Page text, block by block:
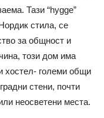
Тази “hygge”
стила, се
за общност и
този дом има
хостел- големи общи
стени, почти
неосветени места.